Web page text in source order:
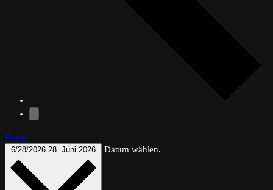
Heute
6/28/2026 28. Juni 2026 Datum wählen.